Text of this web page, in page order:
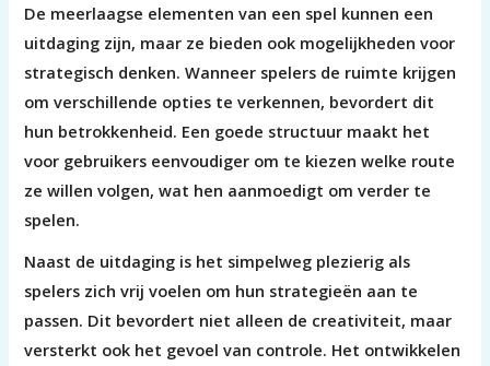
De meerlaagse elementen van een spel kunnen een
uitdaging zijn, maar ze bieden ook mogelijkheden voor
strategisch denken. Wanneer spelers de ruimte krijgen
om verschillende opties te verkennen, bevordert dit
hun betrokkenheid. Een goede structuur maakt het
voor gebruikers eenvoudiger om te kiezen welke route
ze willen volgen, wat hen aanmoedigt om verder te
spelen.
Naast de uitdaging is het simpelweg plezierig als
spelers zich vrij voelen om hun strategieën aan te
passen. Dit bevordert niet alleen de creativiteit, maar
versterkt ook het gevoel van controle. Het ontwikkelen